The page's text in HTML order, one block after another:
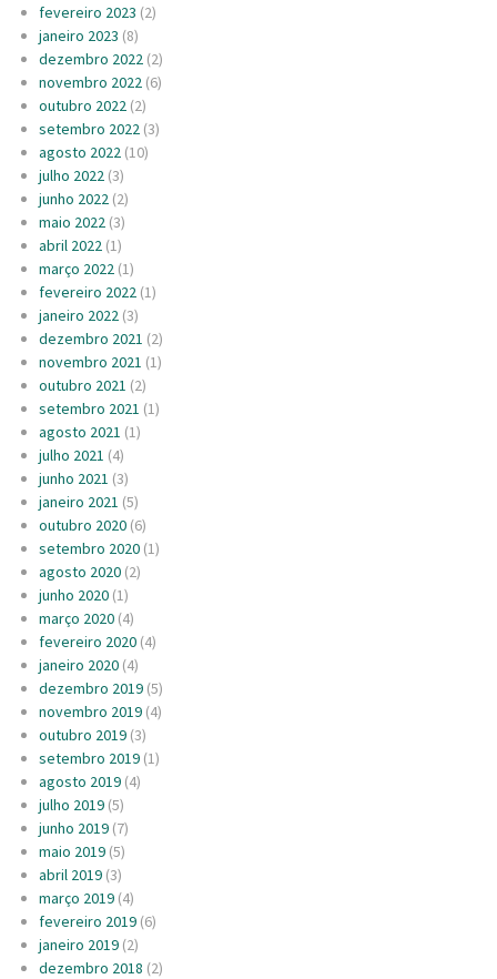
fevereiro 2023 (2)
janeiro 2023 (8)
dezembro 2022 (2)
novembro 2022 (6)
outubro 2022 (2)
setembro 2022 (3)
agosto 2022 (10)
julho 2022 (3)
junho 2022 (2)
maio 2022 (3)
abril 2022 (1)
março 2022 (1)
fevereiro 2022 (1)
janeiro 2022 (3)
dezembro 2021 (2)
novembro 2021 (1)
outubro 2021 (2)
setembro 2021 (1)
agosto 2021 (1)
julho 2021 (4)
junho 2021 (3)
janeiro 2021 (5)
outubro 2020 (6)
setembro 2020 (1)
agosto 2020 (2)
junho 2020 (1)
março 2020 (4)
fevereiro 2020 (4)
janeiro 2020 (4)
dezembro 2019 (5)
novembro 2019 (4)
outubro 2019 (3)
setembro 2019 (1)
agosto 2019 (4)
julho 2019 (5)
junho 2019 (7)
maio 2019 (5)
abril 2019 (3)
março 2019 (4)
fevereiro 2019 (6)
janeiro 2019 (2)
dezembro 2018 (2)